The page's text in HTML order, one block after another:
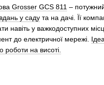
Grosser GCS 811 –
у саду та на дачі. Її
навіть у важкодоступних
до електричної мережі.
роботи на висоті.